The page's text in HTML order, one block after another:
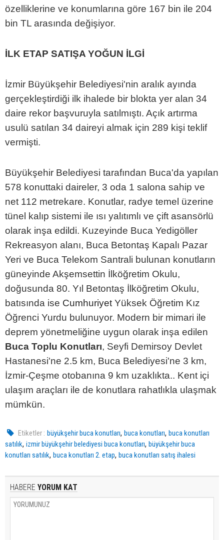
özelliklerine ve konumlarına göre 167 bin ile 204
bin TL arasında değişiyor.
İLK ETAP SATIŞA YOĞUN İLGİ
İzmir Büyükşehir Belediyesi'nin aralık ayında
gerçekleştirdiği ilk ihalede bir blokta yer alan 34
daire rekor başvuruyla satılmıştı. Açık artırma
usulü satılan 34 daireyi almak için 289 kişi teklif
vermişti.
Büyükşehir Belediyesi tarafından Buca'da yapılan
578 konuttaki daireler, 3 oda 1 salona sahip ve
net 112 metrekare. Konutlar, radye temel üzerine
tünel kalıp sistemi ile ısı yalıtımlı ve çift asansörlü
olarak inşa edildi. Kuzeyinde Buca Yedigöller
Rekreasyon alanı, Buca Betontaş Kapalı Pazar
Yeri ve Buca Telekom Santrali bulunan konutların
güneyinde Akşemsettin İlköğretim Okulu,
doğusunda 80. Yıl Betontaş İlköğretim Okulu,
batısında ise Cumhuriyet Yüksek Öğretim Kız
Öğrenci Yurdu bulunuyor. Modern bir mimari ile
deprem yönetmeliğine uygun olarak inşa edilen
Buca Toplu Konutları, Seyfi Demirsoy Devlet
Hastanesi'ne 2.5 km, Buca Belediyesi'ne 3 km,
İzmir-Çeşme otobanına 9 km uzaklıkta.. Kent içi
ulaşım araçları ile de konutlara rahatlıkla ulaşmak
mümkün.
Etiketler : büyükşehir buca konutları,buca konutları,buca konutları
satılık, izmir büyükşehir belediyesi buca konutları, büyükşehir buca
konutları satılık, buca konutları 2. etap, buca konutları satış ihalesi
HABERE YORUM KAT